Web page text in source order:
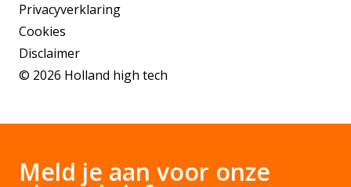
© 2026 Holland high tech
Privacyverklaring
Cookies
Disclaimer
Meld je aan voor onze